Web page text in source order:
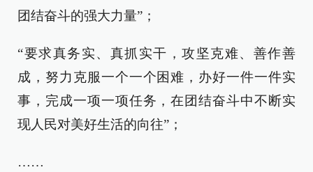
团结奋斗的强大力量”；
“要求真务实、真抓实干，攻坚克难、善作善
成，努力克服一个一个困难，办好一件一件实
事，完成一项一项任务，在团结奋斗中不断实
现人民对美好生活的向往”；
……